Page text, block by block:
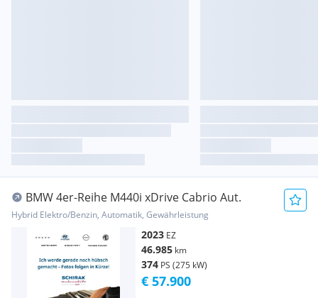
BMW 4er-Reihe M440i xDrive Cabrio Aut.
Hybrid Elektro/Benzin, Automatik, Gewährleistung
2023 EZ
46.985 km
374 PS (275 kW)
€ 57.900